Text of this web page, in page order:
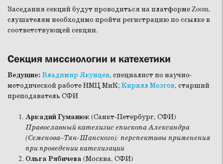
Заседания секций будут проводиться на платформе Zoom,
слушателям необходимо пройти регистрацию по ссылке в
соответствующей секции.
Секция миссиологии и катехетики
Ведущие: Владимир Якунцев, специалист по научно-
методической работе НМЦ МиК; Кирилл Мозгов, старший
преподаватель СФИ
Аркадий Гуманюк (Санкт-Петербург, СФИ)
Православный катехизис епископа Александра
(Семенова–Тян-Шанского): перспективы применения
при проведении катехизации
Ольга Рябичева (Москва, СФИ)